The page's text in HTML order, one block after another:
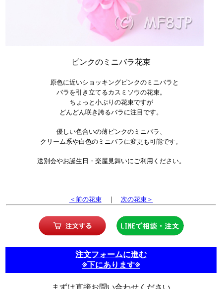
ピンクのミニバラ花束
原色に近いショッキングピンクのミニバラと
バラを引き立てるカスミソウの花束。
ちょっと小ぶりの花束ですが
どんどん咲き誇るバラに注目です。
優しい色合いの薄ピンクのミニバラ、
クリーム系や白色のミニバラに変更も可能です。
送別会やお誕生日・楽屋見舞いにご利用ください。
＜前の花束｜ 次の花束＞
注文フォームに進む
※下にあります※